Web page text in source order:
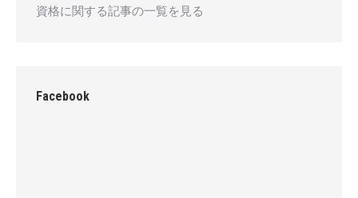
資格に関する記事の一覧を見る
Facebook